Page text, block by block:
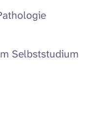
Selbststudium